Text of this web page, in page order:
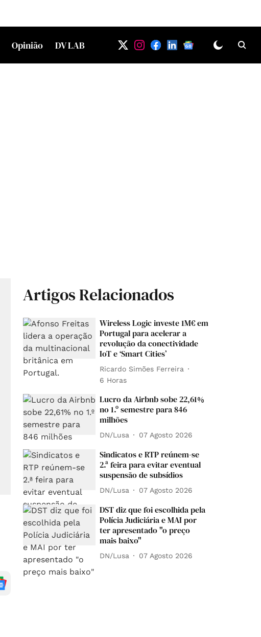
Opinião DV LAB
Artigos Relacionados
Wireless Logic investe 1M€ em
Portugal para acelerar a
revolução da conectividade
IoT e ‘Smart Cities’
Ricardo Simões Ferreira
6 Horas
Lucro da Airbnb sobe 22,61%
no 1.º semestre para 846
milhões
DN/Lusa 07 Agosto 2026
Sindicatos e RTP reúnem-se
2.ª feira para evitar eventual
suspensão de subsídios
DN/Lusa 07 Agosto 2026
DST diz que foi escolhida pela
Polícia Judiciária e MAI por
ter apresentado "o preço
mais baixo"
DN/Lusa 07 Agosto 2026